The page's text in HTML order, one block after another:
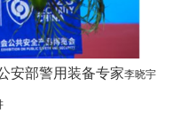
部警用装备专家李晓宇